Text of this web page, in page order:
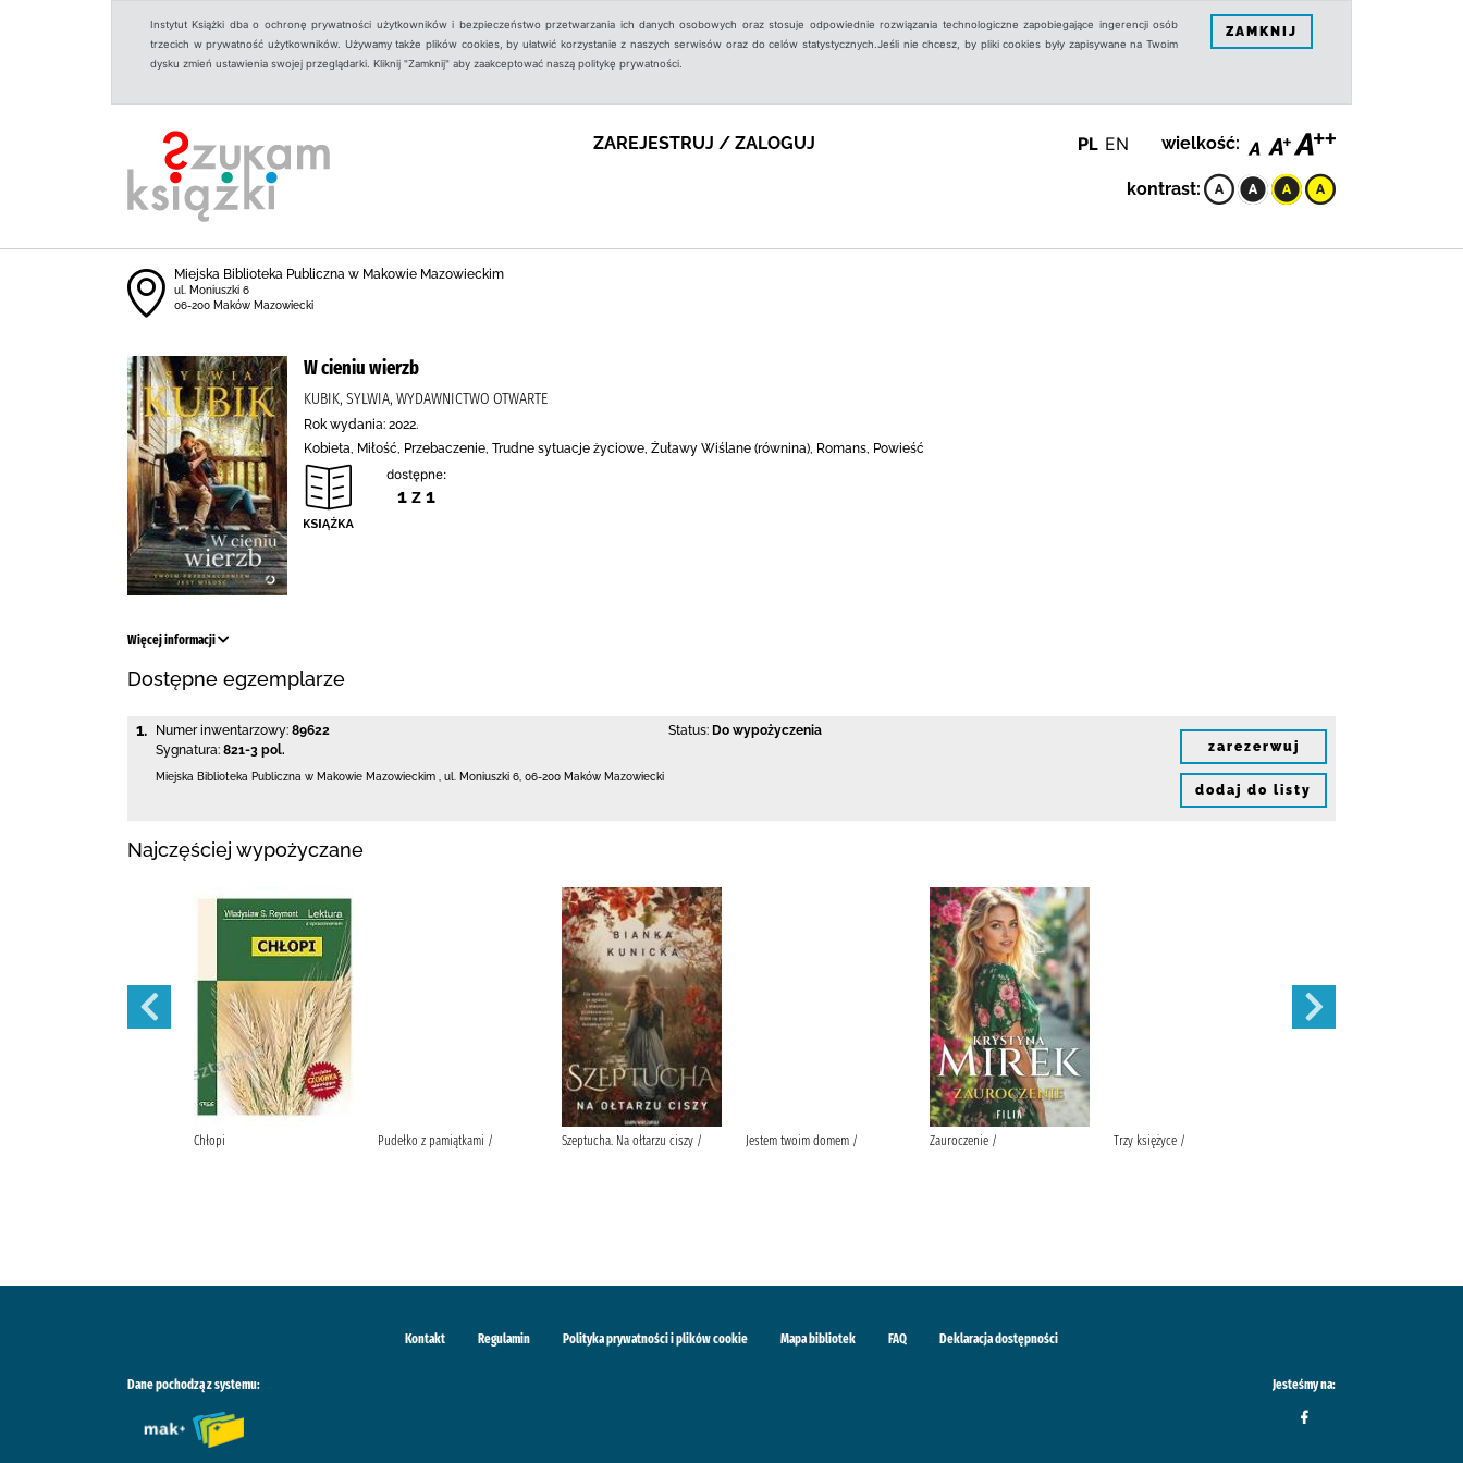
Instytut Książki dba o ochronę prywatności użytkowników i bezpieczeństwo przetwarzania ich danych osobowych oraz stosuje odpowiednie rozwiązania technologiczne zapobiegające ingerencji osób
trzecich w prywatność użytkowników. Używamy także plików cookies, by ułatwić korzystanie z naszych serwisów oraz do celów statystycznych.Jeśli nie chcesz, by pliki cookies były zapisywane na Twoim
dysku zmień ustawienia swojej przeglądarki. Kliknij "Zamknij" aby zaakceptować naszą politykę prywatności.
ZAMKNIJ
ZAREJESTRUJ / ZALOGUJ PL EN wielkość:
kontrast:
Miejska Biblioteka Publiczna w Makowie Mazowieckim
ul. Moniuszki 6
06-200 Maków Mazowiecki
W cieniu wierzb
KUBIK, SYLWIA, WYDAWNICTWO OTWARTE
Rok wydania: 2022.
Kobieta, Miłość, Przebaczenie, Trudne sytuacje życiowe, Żuławy Wiślane (równina), Romans, Powieść
dostępne:
1 z 1
Więcej informacji
Dostępne egzemplarze
1. Numer inwentarzowy: 89622
Sygnatura: 821-3 pol.
Status: Do wypożyczenia
Miejska Biblioteka Publiczna w Makowie Mazowieckim ul. Moniuszki 6 06-200 Maków Mazowiecki
zarezerwuj
dodaj do listy
Najczęściej wypożyczane
Chłopi Pudełko z pamiątkami / Szeptucha. Na ołtarzu ciszy / Jestem twoim domem / Zauroczenie / Trzy księżyce /
Kontakt Regulamin Polityka prywatności i plików cookie Mapa bibliotek FAQ Deklaracja dostępności
Dane pochodzą z systemu: Jesteśmy na: